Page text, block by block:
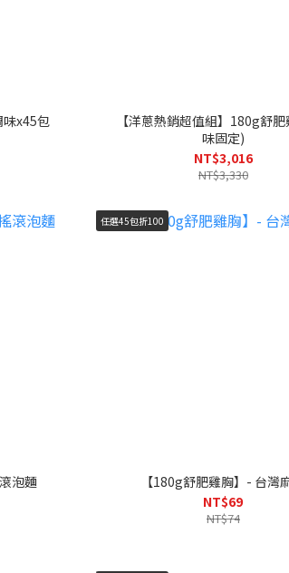
味x45包
【洋蔥熱銷超值組】180g舒
味固定)
NT$3,016
NT$3,330
泡麵
任選45包折100
【180g舒肥雞胸】- 台灣
NT$69
NT$74